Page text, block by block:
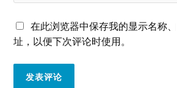
在此浏览器中保存我的显示名称
址，以便下次评论时使用。